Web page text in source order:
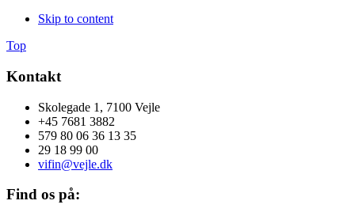
Skip to content
Top
Kontakt
Skolegade 1, 7100 Vejle
+45 7681 3882
579 80 06 36 13 35
29 18 99 00
vifin@vejle.dk
Find os på: